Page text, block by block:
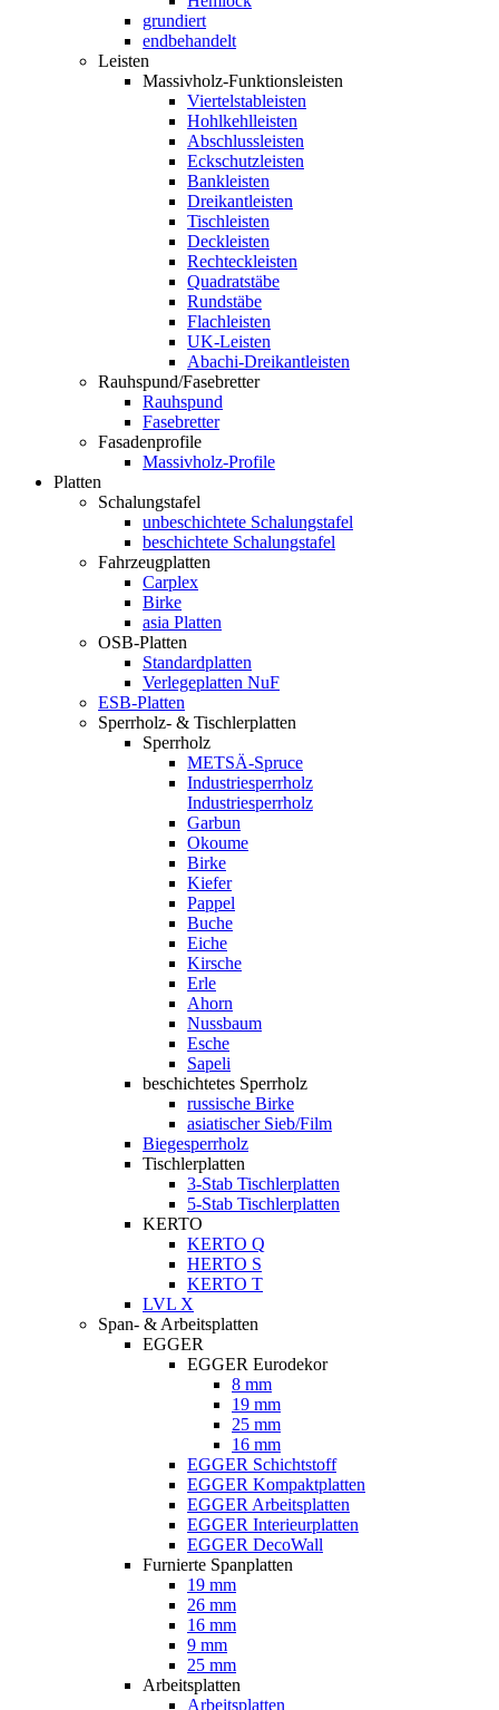
grundiert
endbehandelt
Leisten
Massivholz-Funktionsleisten
Viertelstableisten
Hohlkehlleisten
Abschlussleisten
Eckschutzleisten
Bankleisten
Dreikantleisten
Tischleisten
Deckleisten
Rechteckleisten
Quadratstäbe
Rundstäbe
Flachleisten
UK-Leisten
Abachi-Dreikantleisten
Rauhspund/Fasebretter
Rauhspund
Fasebretter
Fasadenprofile
Massivholz-Profile
Platten
Schalungstafel
unbeschichtete Schalungstafel
beschichtete Schalungstafel
Fahrzeugplatten
Carplex
Birke
asia Platten
OSB-Platten
Standardplatten
Verlegeplatten NuF
ESB-Platten
Sperrholz- & Tischlerplatten
Sperrholz
METSÄ-Spruce
Industriesperrholz
Industriesperrholz
Garbun
Okoume
Birke
Kiefer
Pappel
Buche
Eiche
Kirsche
Erle
Ahorn
Nussbaum
Esche
Sapeli
beschichtetes Sperrholz
russische Birke
asiatischer Sieb/Film
Biegesperrholz
Tischlerplatten
3-Stab Tischlerplatten
5-Stab Tischlerplatten
KERTO
KERTO Q
HERTO S
KERTO T
LVL X
Span- & Arbeitsplatten
EGGER
EGGER Eurodekor
8 mm
19 mm
25 mm
16 mm
EGGER Schichtstoff
EGGER Kompaktplatten
EGGER Arbeitsplatten
EGGER Interieurplatten
EGGER DecoWall
Furnierte Spanplatten
19 mm
26 mm
16 mm
9 mm
25 mm
Arbeitsplatten
Arbeitsplatten